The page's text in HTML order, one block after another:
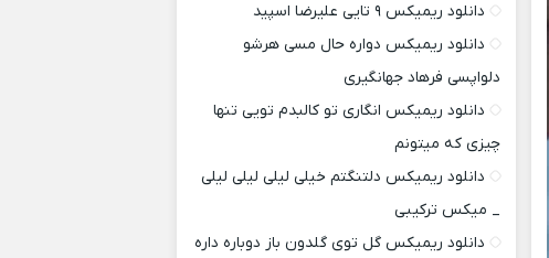
دانلود ریمیکس ۹ تایی علیرضا اسپید
دانلود ریمیکس دواره حال مسی هرشو
دلواپسی فرهاد جهانگیری
دانلود ریمیکس انگاری تو کالبدم تویی تنها
چیزی که میتونم
دانلود ریمیکس دلتنگتم خیلی لیلی لیلی لیلی
_ میکس ترکیبی
دانلود ریمیکس گل توی گلدون باز دوباره داره